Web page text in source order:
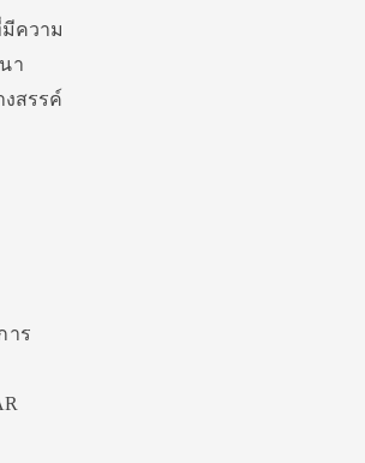
ความ
า
สรรค์
าร